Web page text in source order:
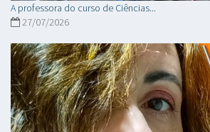
A professora do curso de Ciências...
27/07/2026